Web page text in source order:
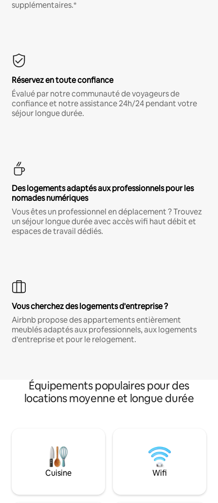
supplémentaires.*
Réservez en toute confiance
Évalué par notre communauté de voyageurs de
confiance et notre assistance 24h/24 pendant votre
séjour longue durée.
Des logements adaptés aux professionnels pour les
nomades numériques
Vous êtes un professionnel en déplacement ? Trouvez
un séjour longue durée avec accès wifi haut débit et
espaces de travail dédiés.
Vous cherchez des logements d'entreprise ?
Airbnb propose des appartements entièrement
meublés adaptés aux professionnels, aux logements
d'entreprise et pour le relogement.
Équipements populaires pour des
locations moyenne et longue durée
Cuisine Wifi